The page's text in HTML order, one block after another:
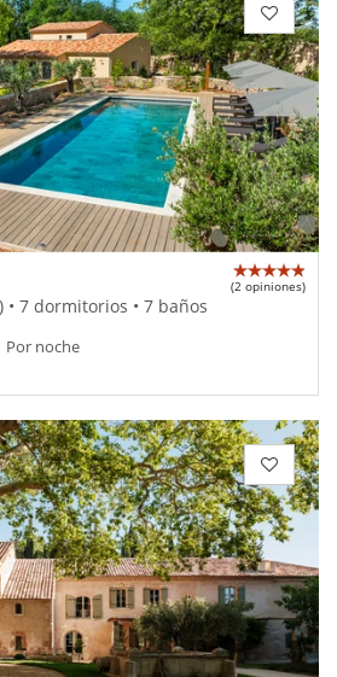
(2 opiniones)
• 7 dormitorios • 7 baños
Por noche